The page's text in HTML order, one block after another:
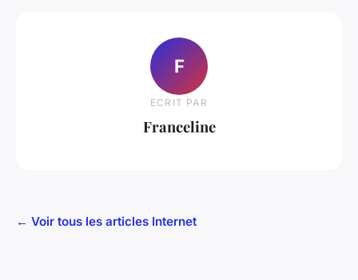
F
ECRIT PAR
Franceline
← Voir tous les articles Internet